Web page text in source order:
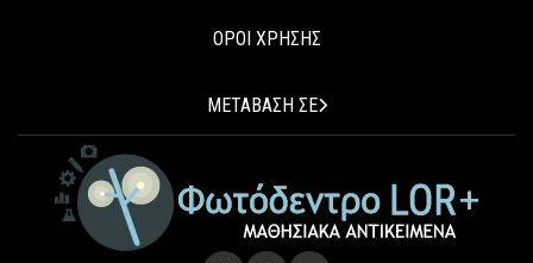
ΟΡΟΙ ΧΡΗΣΗΣ
ΜΕΤΑΒΑΣΗ ΣΕ